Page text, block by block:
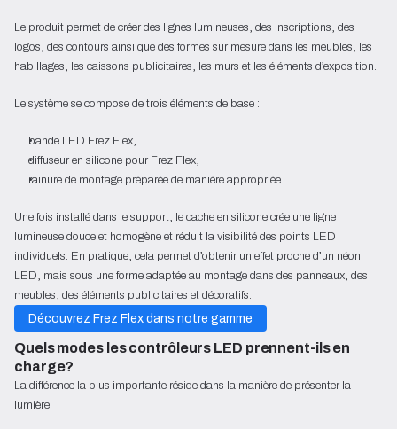
Le produit permet de créer des lignes lumineuses, des inscriptions, des
logos, des contours ainsi que des formes sur mesure dans les meubles, les
habillages, les caissons publicitaires, les murs et les éléments d’exposition.
Le système se compose de trois éléments de base :
bande LED Frez Flex,
diffuseur en silicone pour Frez Flex,
rainure de montage préparée de manière appropriée.
Une fois installé dans le support, le cache en silicone crée une ligne
lumineuse douce et homogène et réduit la visibilité des points LED
individuels. En pratique, cela permet d’obtenir un effet proche d’un néon
LED, mais sous une forme adaptée au montage dans des panneaux, des
meubles, des éléments publicitaires et décoratifs.
Découvrez Frez Flex dans notre gamme
Quels modes les contrôleurs LED prennent-ils en
charge?
La différence la plus importante réside dans la manière de présenter la
lumière.